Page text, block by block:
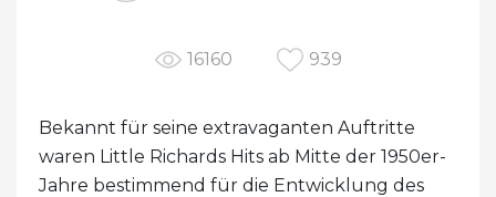
16160 939
Bekannt für seine extravaganten Auftritte
waren Little Richards Hits ab Mitte der 1950er-
Jahre bestimmend für die Entwicklung des